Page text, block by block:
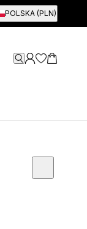
POLSKA (PLN)